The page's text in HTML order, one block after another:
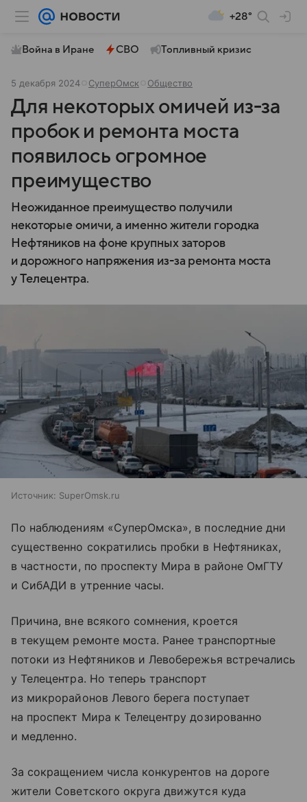
+28°
Война в Иране СВО Топливный кризис
5 декабря 2024 СуперОмск Общество
Для некоторых омичей из-за
пробок и ремонта моста
появилось огромное
преимущество
Неожиданное преимущество получили
некоторые омичи, а именно жители городка
Нефтяников на фоне крупных заторов
и дорожного напряжения из-за ремонта моста
у Телецентра.
Источник: SuperOmsk.ru
По наблюдениям «СуперОмска», в последние дни
существенно сократились пробки в Нефтяниках,
в частности, по проспекту Мира в районе ОмГТУ
и СибАДИ в утренние часы.
Причина, вне всякого сомнения, кроется
в текущем ремонте моста. Ранее транспортные
потоки из Нефтяников и Левобережья встречались
у Телецентра. Но теперь транспорт
из микрорайонов Левого берега поступает
на проспект Мира к Телецентру дозированно
и медленно.
За сокращением числа конкурентов на дороге
жители Советского округа движутся куда